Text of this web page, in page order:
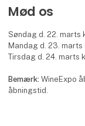
Mød os
Søndag d. 22. marts
Mandag d. 23. marts
Tirsdag d. 24. marts
Bemærk:WineExpo
åbningstid.